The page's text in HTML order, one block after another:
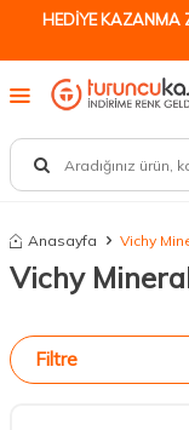
HEDİYE KAZANMA
Anasayfa Vichy
Vichy
Filtre